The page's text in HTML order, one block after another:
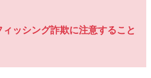
ッシング詐欺に注意すること